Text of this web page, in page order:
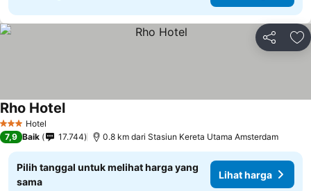
Bagikan
3 BintangHotel
Rho Hotel
7,9 Baik 17.744 0.8 km dari Stasiun Kereta Utama Amsterdam
Pilih tanggal untuk melihat harga yang
sama
Lihat harga